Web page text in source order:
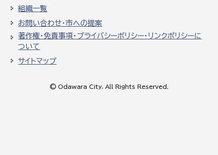
組織一覧
お問い合わせ・市への提案
著作権・免責事項・プライバシーポリシー・リンクポリシーに
ついて
サイトマップ
© Odawara City, All Rights Reserved.